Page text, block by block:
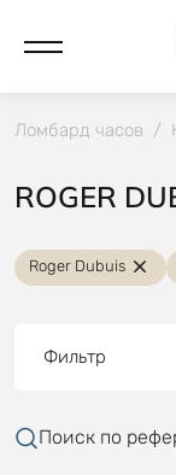
Ломбард часов /
ROGER
Roger Dubuis
Фильтр
Поиск по